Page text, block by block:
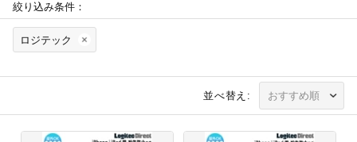
絞り込み条件：
ロジテック
並べ替え: